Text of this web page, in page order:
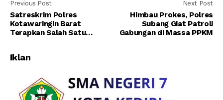
Previous Post
Satreskrim Polres
Kotawaringin Barat
Terapkan Salah Satu
Masuk Keruang Kerja
Next Post
Himbau Prokes, Polres
Subang Giat Patroli
Gabungan di Massa PPKM
Iklan